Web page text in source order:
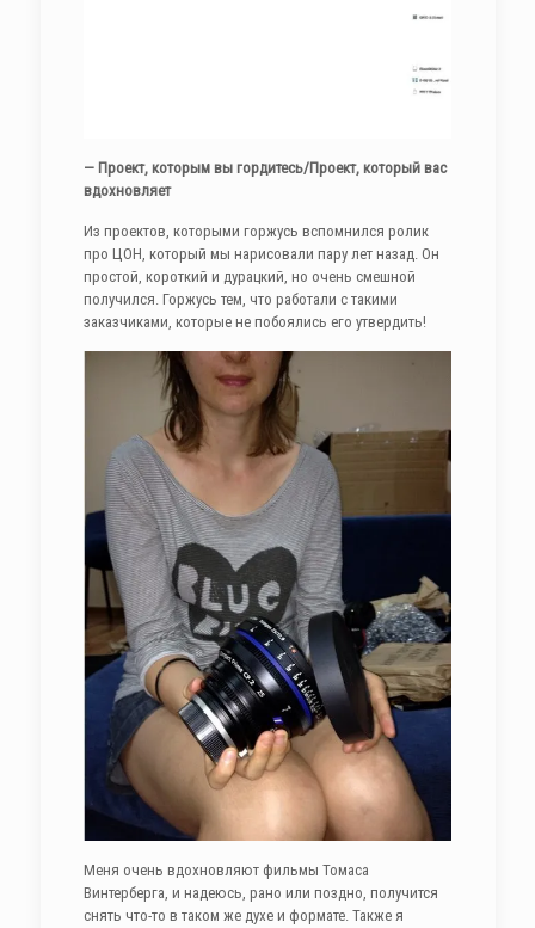
— Проект, которым вы гордитесь/Проект, который вас
вдохновляет
Из проектов, которыми горжусь вспомнился ролик
про ЦОН, который мы нарисовали пару лет назад. Он
простой, короткий и дурацкий, но очень смешной
получился. Горжусь тем, что работали с такими
заказчиками, которые не побоялись его утвердить!
Меня очень вдохновляют фильмы Томаса
Винтерберга, и надеюсь, рано или поздно, получится
снять что-то в таком же духе и формате. Также я